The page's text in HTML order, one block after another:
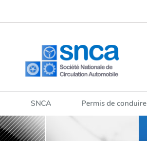
la
contenu
SNCA Permis de conduire